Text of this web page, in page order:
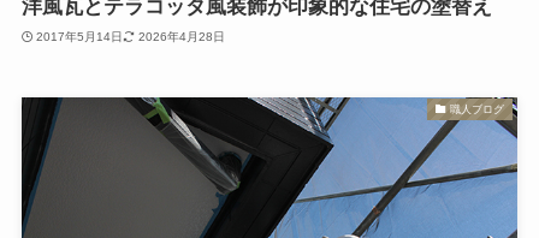
洋風瓦とテラコッタ風装飾が印象的な住宅の塗替え
2017年5月14日 2026年4月28日
職人ブログ